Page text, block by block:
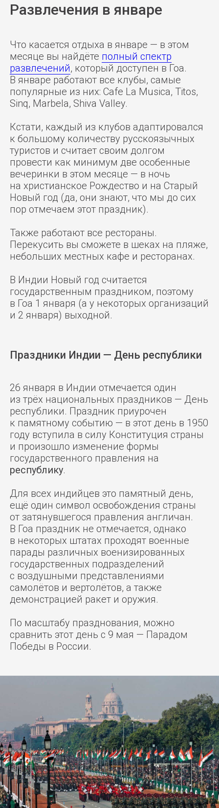
Развлечения в январе
Что касается отдыха в январе — в этом
месяце вы найдёте полный спектр
развлечений, который доступен в Гоа.
В январе работают все клубы, самые
популярные из них: Cafe La Musica, Titos,
Sinq, Marbela, Shiva Valley.
Кстати, каждый из клубов адаптировался
к большому количеству русскоязычных
туристов и считает своим долгом
провести как минимум две особенные
вечеринки в этом месяце — в ночь
на христианское Рождество и на Старый
Новый год (да, они знают, что мы до сих
пор отмечаем этот праздник).
Также работают все рестораны.
Перекусить вы сможете в шеках на пляже,
небольших местных кафе и ресторанах.
В Индии Новый год считается
государственным праздником, поэтому
в Гоа 1 января (а у некоторых организаций
и 2 января) выходной.
Праздники Индии — День республики
26 января в Индии отмечается один
из трёх национальных праздников — День
республики. Праздник приурочен
к памятному событию — в этот день в 1950
году вступила в силу Конституция страны
и произошло изменение формы
государственного правления на
республику.
Для всех индийцев это памятный день,
ещё один символ освобождения страны
от затянувшегося правления англичан.
В Гоа праздник не отмечается, однако
в некоторых штатах проходят военные
парады различных военизированных
государственных подразделений
с воздушными представлениями
самолётов и вертолётов, а также
демонстрацией ракет и оружия.
По масштабу празднования, можно
сравнить этот день с 9 мая — Парадом
Победы в России.